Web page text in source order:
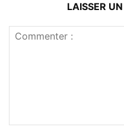
LAISSER